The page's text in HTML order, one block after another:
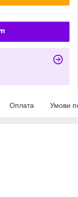
Оплата Умови